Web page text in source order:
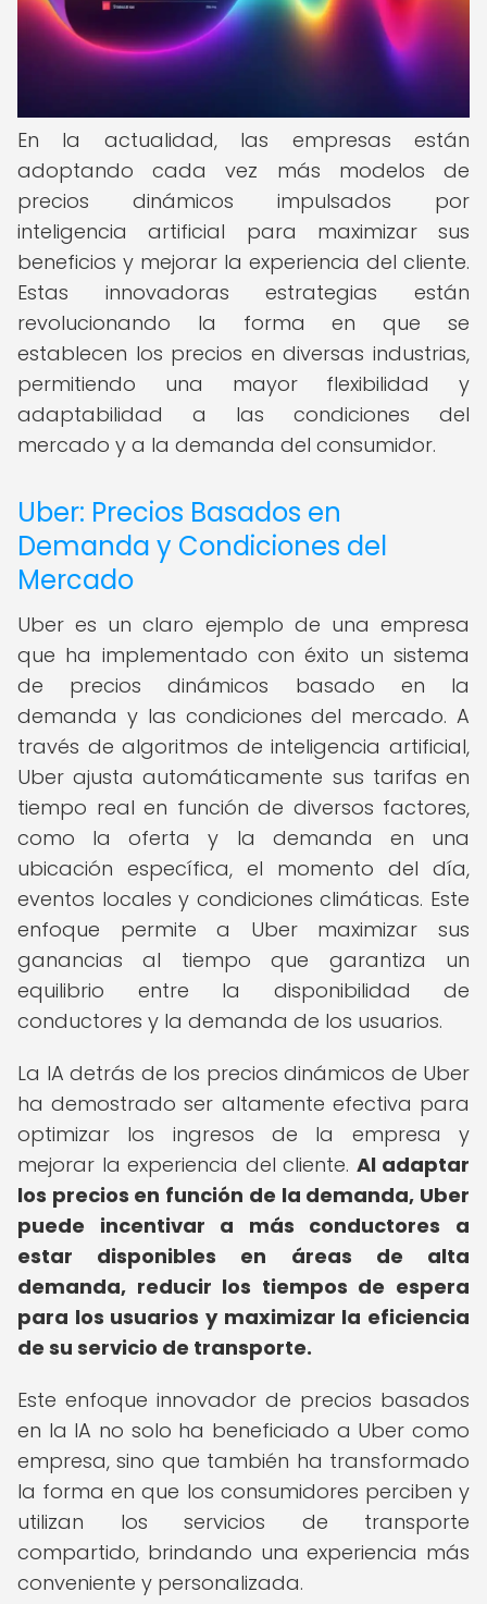
En la actualidad, las empresas están
adoptando cada vez más modelos de
precios dinámicos impulsados por
inteligencia artificial para maximizar sus
beneficios y mejorar la experiencia del cliente.
Estas innovadoras estrategias están
revolucionando la forma en que se
establecen los precios en diversas industrias,
permitiendo una mayor flexibilidad y
adaptabilidad a las condiciones del
mercado y a la demanda del consumidor.
Uber: Precios Basados en
Demanda y Condiciones del
Mercado
Uber es un claro ejemplo de una empresa
que ha implementado con éxito un sistema
de precios dinámicos basado en la
demanda y las condiciones del mercado. A
través de algoritmos de inteligencia artificial,
Uber ajusta automáticamente sus tarifas en
tiempo real en función de diversos factores,
como la oferta y la demanda en una
ubicación específica, el momento del día,
eventos locales y condiciones climáticas. Este
enfoque permite a Uber maximizar sus
ganancias al tiempo que garantiza un
equilibrio entre la disponibilidad de
conductores y la demanda de los usuarios.
La IA detrás de los precios dinámicos de Uber
ha demostrado ser altamente efectiva para
optimizar los ingresos de la empresa y
mejorar la experiencia del cliente. Al adaptar
los precios en función de la demanda, Uber
puede incentivar a más conductores a
estar disponibles en áreas de alta
demanda, reducir los tiempos de espera
para los usuarios y maximizar la eficiencia
de su servicio de transporte.
Este enfoque innovador de precios basados
en la IA no solo ha beneficiado a Uber como
empresa, sino que también ha transformado
la forma en que los consumidores perciben y
utilizan los servicios de transporte
compartido, brindando una experiencia más
conveniente y personalizada.